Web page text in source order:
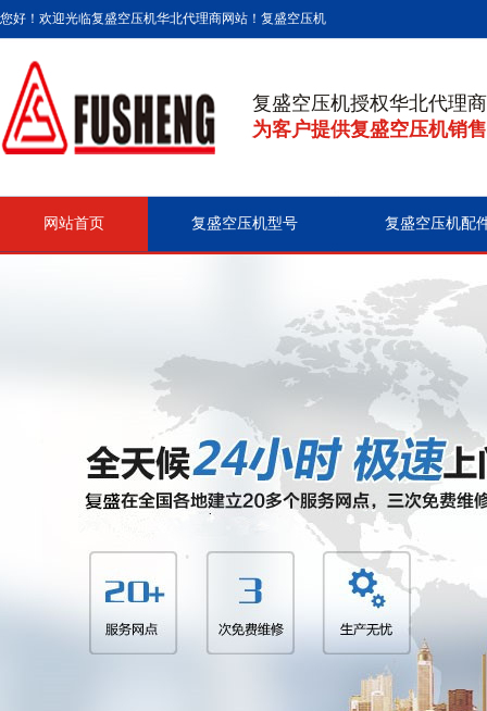
您好！欢迎光临复盛空压机华北代理商网站！ 复盛空压机
复盛空压机授权华北代理商
为客户提供复盛空压机销
网站首页 复盛空压机型号 复盛空压机配